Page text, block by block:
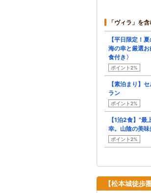
「ヴィラ」を
【平日限定！
海の幸と厳選
食付き〉
ポイント2%
【素泊まり】
ラン
ポイント2%
【1泊2食】”
幸。山陰の美
ポイント2%
【松本城徒歩